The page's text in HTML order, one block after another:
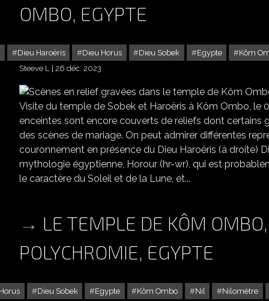
OMBO, EGYPTE
Dieu Haroëris Dieu Horus Dieu Sobek Egypte
Kôm
Steeve L
26 déc. 2023
Visite du temple de Sobek et Haroëris à Kôm Ombo, le
enceintes sont encore couverts de reliefs dont certains
des scènes de mariage. On peut admirer différentes
couronnement en présence du Dieu Haroëris (à droite)
mythologie égyptienne, Horour (hr-wr), qui est
le caractère du Soleil et de la Lune, et...
LE TEMPLE DE KÔM
POLYCHROMIE, EGYPTE
Dieu Sobek Egypte Kôm Ombo Nil
Nilomètre